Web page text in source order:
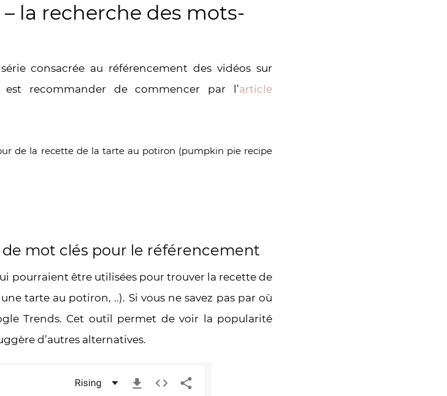
la recherche des mots-
consacrée au référencement des vidéos sur
est recommander de commencer par l’article
de la recette de la tarte au potiron (pumpkin pie recipe
mot clés pour le référencement
pourraient être utilisées pour trouver la recette de
tarte au potiron, ..). Si vous ne savez pas par où
Trends. Cet outil permet de voir la popularité
d’autres alternatives.